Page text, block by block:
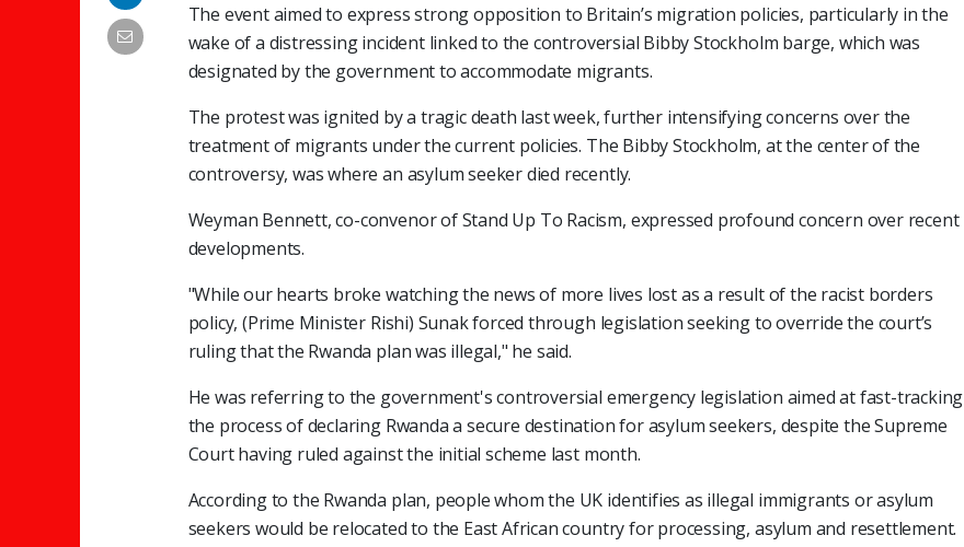
The event aimed to express strong opposition to Britain’s migration policies, particularly in the
wake of a distressing incident linked to the controversial Bibby Stockholm barge, which was
designated by the government to accommodate migrants.
The protest was ignited by a tragic death last week, further intensifying concerns over the
treatment of migrants under the current policies. The Bibby Stockholm, at the center of the
controversy, was where an asylum seeker died recently.
​​​​​​​Weyman Bennett, co-convenor of Stand Up To Racism, expressed profound concern over recent
developments.
"While our hearts broke watching the news of more lives lost as a result of the racist borders
policy, (Prime Minister Rishi) Sunak forced through legislation seeking to override the court’s
ruling that the Rwanda plan was illegal," he said.
He was referring to the government's controversial emergency legislation aimed at fast-tracking
the process of declaring Rwanda a secure destination for asylum seekers, despite the Supreme
Court having ruled against the initial scheme last month.
According to the Rwanda plan, people whom the UK identifies as illegal immigrants or asylum
seekers would be relocated to the East African country for processing, asylum and resettlement.